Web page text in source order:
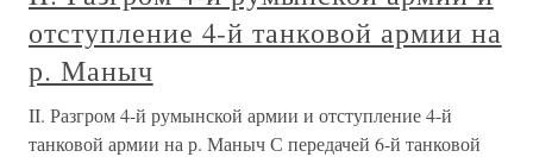
отступление 4-й танковой армии на
р. Маныч
II. Разгром 4-й румынской армии и отступление 4-й
танковой армии на р. Маныч С передачей 6-й танковой